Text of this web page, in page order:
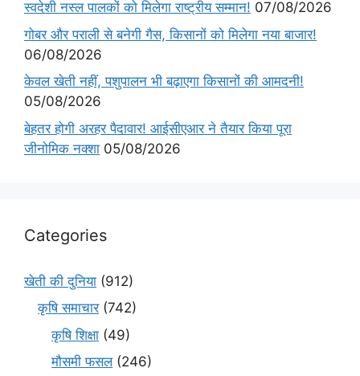
स्वदेशी नस्ल पालकों को मिलेगा राष्ट्रीय सम्मान! 07/08/2026
गोबर और पराली से बनेगी गैस, किसानों को मिलेगा नया बाजार!
06/08/2026
केवल खेती नहीं, पशुपालन भी बढ़ाएगा किसानों की आमदनी!
05/08/2026
बेहतर होगी अरहर पैदावार! आईसीएआर ने तैयार किया पूरा
जीनोमिक नक्शा 05/08/2026
Categories
खेती की दुनिया (912)
कृषि समाचार(742)
कृषि शिक्षा (49)
मौसमी फसल(246)